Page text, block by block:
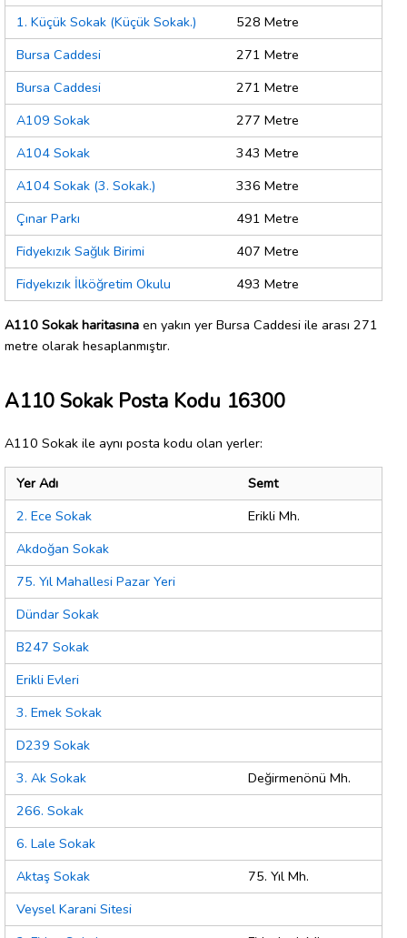
1. Küçük Sokak (Küçük Sokak.)
528 Metre
Bursa Caddesi
271 Metre
Bursa Caddesi
271 Metre
A109 Sokak
277 Metre
A104 Sokak
343 Metre
A104 Sokak (3. Sokak.)
336 Metre
Çınar Parkı
491 Metre
Fidyekızık Sağlık Birimi
407 Metre
Fidyekızık İlköğretim Okulu
493 Metre
A110 Sokak haritasına en yakın yer Bursa Caddesi ile arası 271
metre olarak hesaplanmıştır.
A110 Sokak Posta Kodu 16300
A110 Sokak ile aynı posta kodu olan yerler:
Yer Adı
Semt
2. Ece Sokak
Erikli Mh.
Akdoğan Sokak
75. Yıl Mahallesi Pazar Yeri
Dündar Sokak
B247 Sokak
Erikli Evleri
3. Emek Sokak
D239 Sokak
3. Ak Sokak
Değirmenönü Mh.
266. Sokak
6. Lale Sokak
Aktaş Sokak
75. Yıl Mh.
Veysel Karani Sitesi